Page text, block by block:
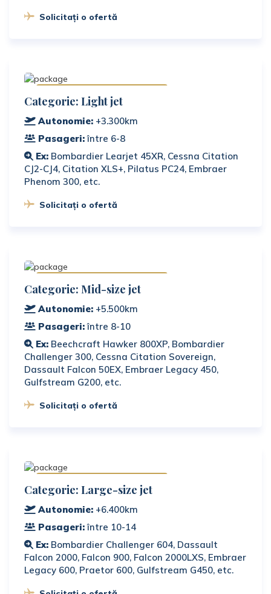
Solicitați o ofertă
Disponibile în România
Categorie: Light jet
Autonomie: +3.300km
Pasageri:între 6-8
Ex: Bombardier Learjet 45XR, Cessna Citation
CJ2-CJ4, Citation XLS+, Pilatus PC24, Embraer
Phenom 300, etc.
Solicitați o ofertă
Disponibile în România
Categorie: Mid-size jet
Autonomie: +5.500km
Pasageri:între 8-10
Ex: Beechcraft Hawker 800XP, Bombardier
Challenger 300, Cessna Citation Sovereign,
Dassault Falcon 50EX, Embraer Legacy 450,
Gulfstream G200, etc.
Solicitați o ofertă
Disponibile în România
Categorie: Large-size jet
Autonomie: +6.400km
Pasageri:între 10-14
Ex: Bombardier Challenger 604, Dassault
Falcon 2000, Falcon 900, Falcon 2000LXS, Embraer
Legacy 600, Praetor 600, Gulfstream G450, etc.